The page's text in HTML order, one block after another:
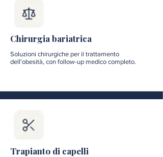
Chirurgia bariatrica
Soluzioni chirurgiche per il trattamento
dell'obesità, con follow-up medico completo.
Trapianto di capelli